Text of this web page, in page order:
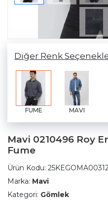
Diğer Renk
FUME MAVI
Mavi 0210496 Roy
Fume
Ürün Kodu:
Marka: Mavi
Kategori: Gömlek